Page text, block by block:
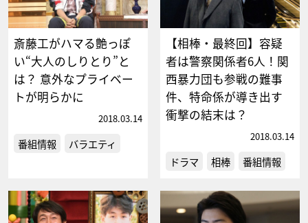
斎藤工がハマる艶っぽ
い“大人のしりとり”と
は？ 意外なプライベー
トが明らかに
2018.03.14
番組情報 バラエティ
【相棒・最終回】容疑
者は警察関係者6人！関
西暴力団も参戦の難事
件、特命係が導き出す
衝撃の結末は？
2018.03.14
ドラマ 相棒 番組情報